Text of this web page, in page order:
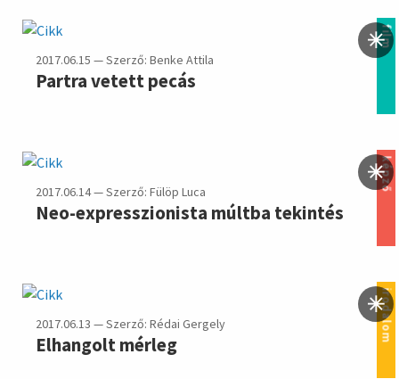
film
2017.06.15 — Szerző: Benke Attila
Partra vetett pecás
képző
2017.06.14 — Szerző: Fülöp Luca
Neo-expresszionista múltba tekintés
irodalom
2017.06.13 — Szerző: Rédai Gergely
Elhangolt mérleg